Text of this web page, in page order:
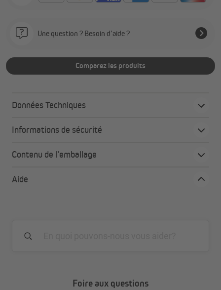
Une question ? Besoin d’aide ?
Comparez les produits
Données Techniques
Informations de sécurité
Contenu de l’emballage
Aide
Foire aux questions